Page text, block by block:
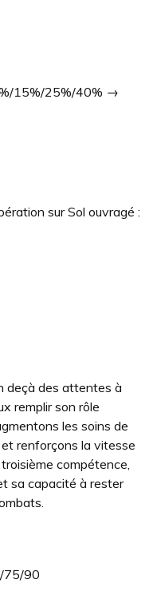
15%/25%/40% →
sur Sol ouvragé :
deçà des attentes à
remplir son rôle
les soins de
renforçons la vitesse
compétence,
sa capacité à rester
75/90